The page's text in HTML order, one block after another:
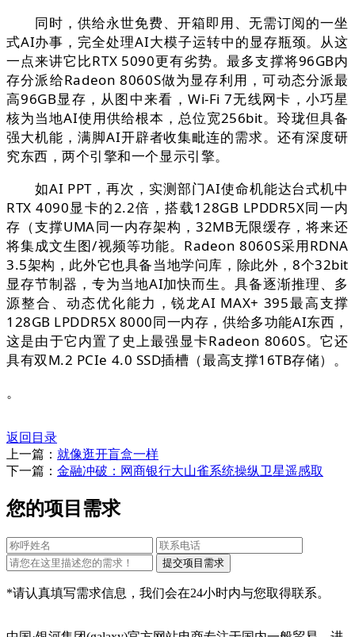
同时，供给永世免费、开箱即用、无需订阅的一坐
式AI办事，完全处理AI大模子运转中的显存瓶颈。从这
一点来讲它比RTX 5090更有劣势。最多支撑将96GB内
存分派给Radeon 8060S做为显存利用，可动态分派最
高96GB显存，从图中来看，Wi-Fi 7无线网卡，小巧星
核为当地AI使用供给根本，总位宽256bit。玲珑但具备
强大机能，满脚AI开辟者收集毗连的需求。还有深度研
究东西，两个引擎和一个显示引擎。
如AI PPT，再次，实测部门AI使命机能达台式机中
RTX 4090显卡的2.2倍，搭载128GB LPDDR5X同一内
存（支撑UMA同一内存架构，32MB无限缓存，将来还
将集成文生图/视频等功能。Radeon 8060S采用RDNA
3.5架构，此外它也具备当地学问库，除此外，8个32bit
显存节制器，专为当地AI加快而生。具备逐渐推理、多
源整合、动态优化能力，锐龙AI MAX+ 395最高支撑
128GB LPDDR5X 8000同一内存，供给多功能AI东西，
这是由于它内置了史上最强显卡Radeon 8060S。它还
具有双M.2 PCIe 4.0 SSD插槽（最高支撑16TB存储）。
。
返回目录
上一篇： 就像逛开盲盒一样
下一篇： 金融冲破：网商银行大山雀系统操纵卫星遥感取
您的项目需求
*请认真填写需求信息，我们会在24小时内与您取得联系。